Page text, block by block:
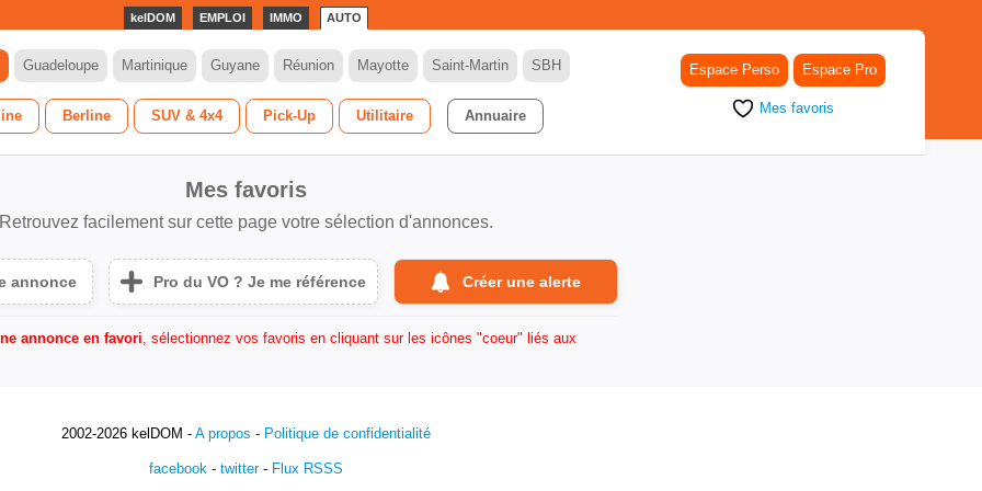
kelDOM EMPLOI IMMO AUTO
Guadeloupe Martinique Guyane Réunion Mayotte Saint-Martin SBH
Berline SUV & 4x4 Pick-Up Utilitaire Annuaire
Espace Perso Espace Pro
Mes favoris
Mes favoris
facilement sur cette page votre sélection d'annonces.
annonce Pro du VO ? Je me référence Créer une alerte
annonce en favori, sélectionnez vos favoris en cliquant sur les icônes "coeur" liés aux
2002-2026 kelDOM - A propos - Politique de confidentialité
facebook- twitter- Flux RSSS